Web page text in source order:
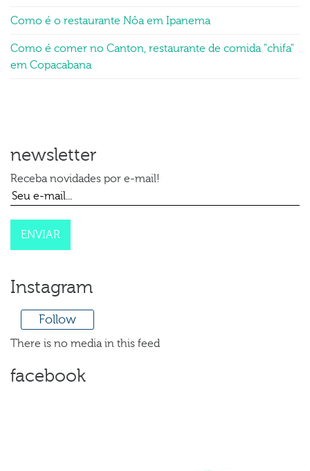
Como é o restaurante Nôa em Ipanema
Como é comer no Canton, restaurante de comida "chifa"
em Copacabana
newsletter
Receba novidades por e-mail!
Instagram
Follow
There is no media in this feed
facebook